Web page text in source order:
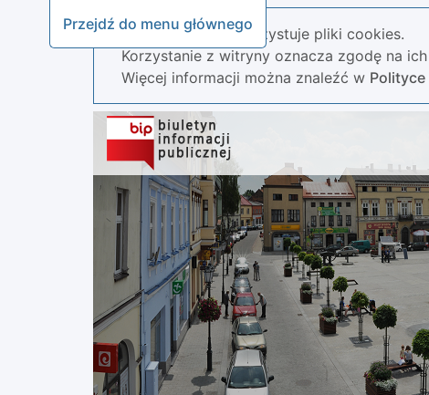
Przejdź do menu głównego
Nasza strona wykorzystuje pliki cookies.
Korzystanie z witryny oznacza zgodę na
Więcej informacji można znaleźć w